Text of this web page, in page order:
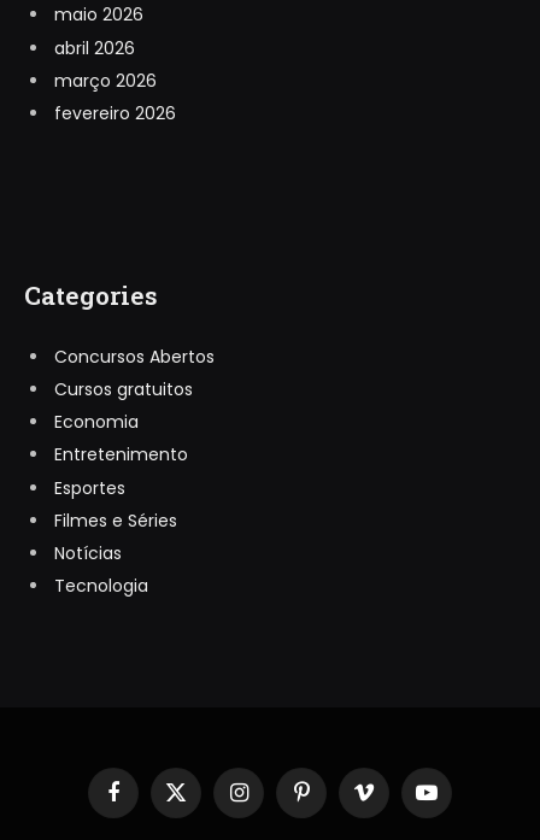
maio 2026
abril 2026
março 2026
fevereiro 2026
Categories
Concursos Abertos
Cursos gratuitos
Economia
Entretenimento
Esportes
Filmes e Séries
Notícias
Tecnologia
Facebook
X
(Twitter)
InstagramPinterestVimeo YouTube